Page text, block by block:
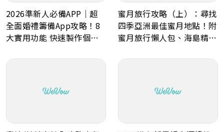
2026準新人必備APP｜超
全面婚禮籌備App攻略！8
大實用功能 快速製作個人
數日程表、預算表、婚禮商
蜜月旅行攻略（上）：尋找
四季亞洲最佳蜜月地點！附
蜜月旅行懶人包、海島精選